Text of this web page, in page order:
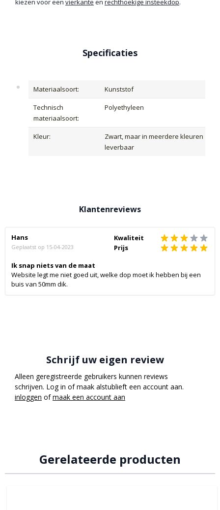
kiezen voor een vierkante en rechthoekige insteekdop.
Specificaties
Materiaalsoort: Kunststof
Technisch
materiaalsoort:
Polyethyleen
Kleur:
Zwart, maar in meerdere kleuren
leverbaar
Klantenreviews
Hans
Geplaatst op 15-04-2023
Kwaliteit
Prijs
Ik snap niets van de maat
Website legt me niet goed uit, welke dop moet ik hebben bij een
buis van 50mm dik.
Schrijf uw eigen review
Alleen geregistreerde gebruikers kunnen reviews
schrijven. Log in of maak alstublieft een account aan.
inloggen ofmaak een account aan
Gerelateerde producten